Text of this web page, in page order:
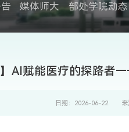
媒体师大 部处学院动态
】AI赋能医疗的探路
日期：2026-06-22